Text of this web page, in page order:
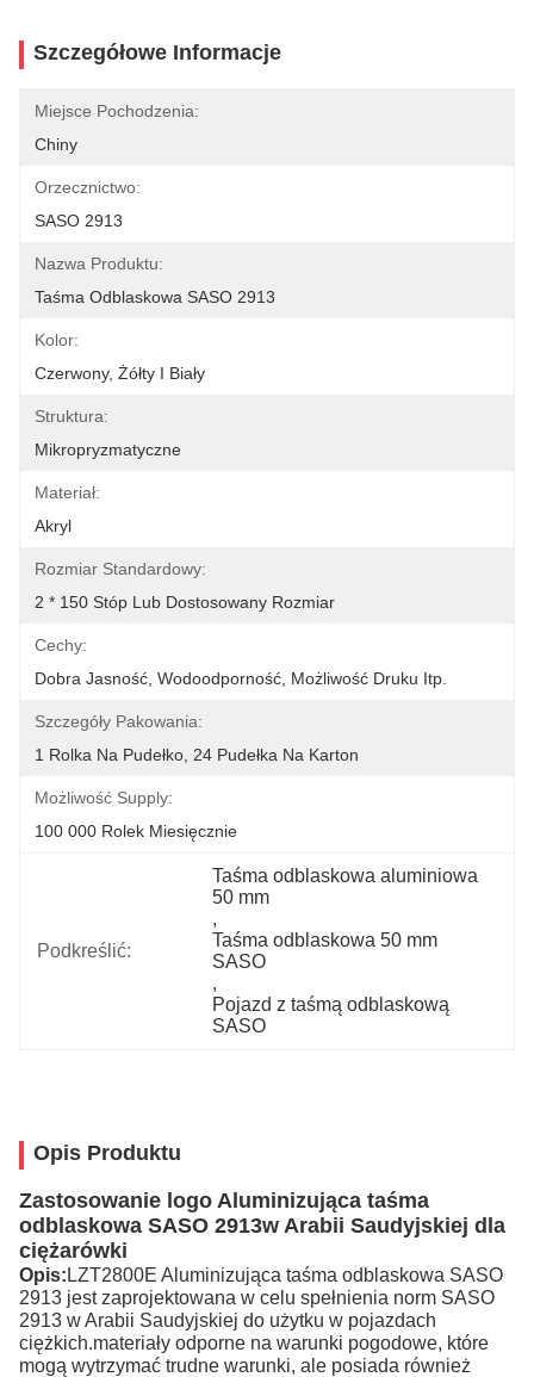
Szczegółowe Informacje
Miejsce Pochodzenia:
Chiny
Orzecznictwo:
SASO 2913
Nazwa Produktu:
Taśma Odblaskowa SASO 2913
Kolor:
Czerwony, Żółty I Biały
Struktura:
Mikropryzmatyczne
Materiał:
Akryl
Rozmiar Standardowy:
2 * 150 Stóp Lub Dostosowany Rozmiar
Cechy:
Dobra Jasność, Wodoodporność, Możliwość Druku Itp.
Szczegóły Pakowania:
1 Rolka Na Pudełko, 24 Pudełka Na Karton
Możliwość Supply:
100 000 Rolek Miesięcznie
Podkreślić:
Taśma odblaskowa aluminiowa
50 mm
,
Taśma odblaskowa 50 mm
SASO
,
Pojazd z taśmą odblaskową
SASO
Opis Produktu
Zastosowanie logo Aluminizująca taśma
odblaskowa SASO 2913w Arabii Saudyjskiej dla
ciężarówki
Opis: LZT2800E Aluminizująca taśma odblaskowa SASO
2913 jest zaprojektowana w celu spełnienia norm SASO
2913 w Arabii Saudyjskiej do użytku w pojazdach
ciężkich.materiały odporne na warunki pogodowe, które
mogą wytrzymać trudne warunki, ale posiada również